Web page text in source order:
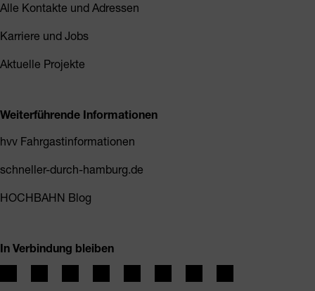
Alle Kontakte und Adressen
Karriere und Jobs
Aktuelle Projekte
Weiterführende Informationen
hvv Fahrgastinformationen
schneller-durch-hamburg.de
HOCHBAHN Blog
In Verbindung bleiben